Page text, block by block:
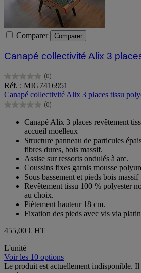
Comparer Comparer
Canapé collectivité Alix 3
(0)
0.0
sur
5
étoiles.
Réf. : MIG7416951
Canapé collectivité Alix 3 places tissu
(0)
0.0
étoiles.
Canapé Alix 3 places revêtement
accueil moelleux
Structure panneau de particules
fibres dures, bois massif.
Assise sur ressorts ondulés à arc.
Coussins fixes garnis mousse
Sous bassement et pieds bois massif
Revêtement tissu 100 % polyester
au choix.
Piètement hauteur 18 cm.
Fixation des pieds avec vis via
455,00 € HT
L'unité
Voir les 10 options
Le produit est actuellement indisponible. Il